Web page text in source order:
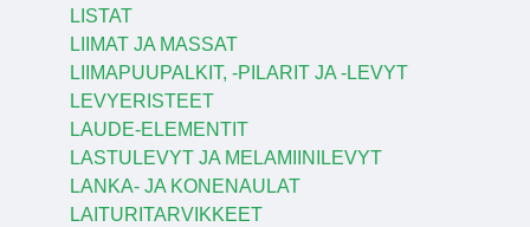
LISTAT
LIIMAT JA MASSAT
LIIMAPUUPALKIT, -PILARIT JA -LEVYT
LEVYERISTEET
LAUDE-ELEMENTIT
LASTULEVYT JA MELAMIINILEVYT
LANKA- JA KONENAULAT
LAITURITARVIKKEET